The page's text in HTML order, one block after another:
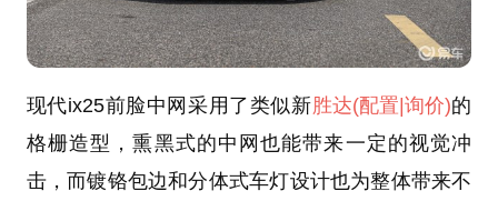
现代ix25前脸中网采用了类似新胜达(配置 |询价)的
格栅造型，熏黑式的中网也能带来一定的视觉冲
击，而镀铬包边和分体式车灯设计也为整体带来不